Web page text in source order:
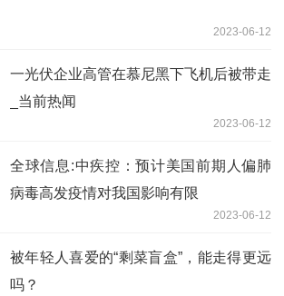
2023-06-12
一光伏企业高管在慕尼黑下飞机后被带走
_当前热闻
2023-06-12
全球信息:中疾控：预计美国前期人偏肺
病毒高发疫情对我国影响有限
2023-06-12
被年轻人喜爱的“剩菜盲盒”，能走得更远
吗？